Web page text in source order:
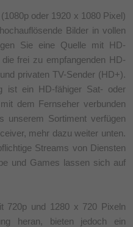
oder 1920 x 1080 Pixel)
Bilder in vollen
Sie eine Quelle mit HD-
frei zu empfangenden HD-
privaten TV-Sender (HD+).
ist ein HD-fähiger Sat- oder
dem Fernseher verbunden
unserem Sortiment verfügen
mehr dazu weiter unten.
Streams von Diensten
und Games lassen sich auf
720p und 1280 x 720 Pixeln
heran, bieten jedoch ein